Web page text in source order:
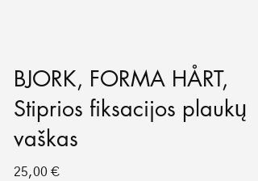
BJORK, FORMA HÅRT,
Stiprios fiksacijos plaukų
vaškas
Price
25,00 €